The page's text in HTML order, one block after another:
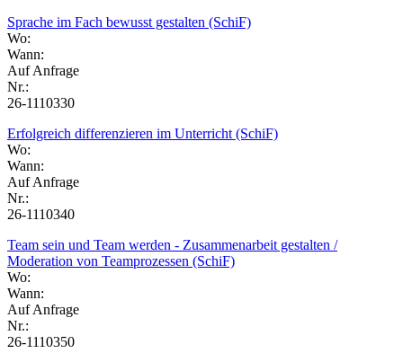
Sprache im Fach bewusst gestalten (SchiF)
Wo:
Wann:
Auf Anfrage
Nr.:
26-1110330
Erfolgreich differenzieren im Unterricht (SchiF)
Wo:
Wann:
Auf Anfrage
Nr.:
26-1110340
Team sein und Team werden - Zusammenarbeit gestalten /
Moderation von Teamprozessen (SchiF)
Wo:
Wann:
Auf Anfrage
Nr.:
26-1110350